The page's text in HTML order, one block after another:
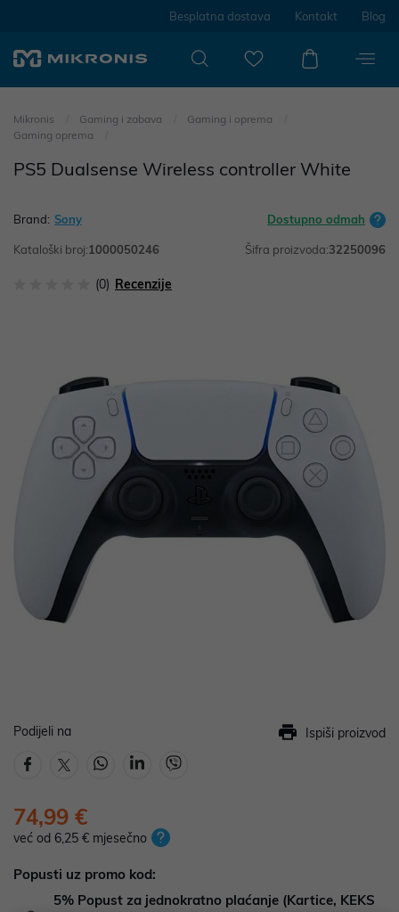
Besplatna dostava Kontakt Blog
Mikronis Gaming i zabava
Gaming i oprema
Gaming oprema
PS5 Dualsense Wireless controller White
Brand: Sony Dostupno odmah
Kataloški broj:1000050246 Šifra proizvoda:32250096
(0) Recenzije
Podijeli na Ispiši proizvod
74,99 €
već od 6,25 € mjesečno
Popusti uz promo kod:
5% Popust za jednokratno plaćanje (Kartice, KEKS